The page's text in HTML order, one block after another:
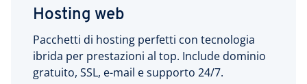
Hosting web
Pacchetti di hosting perfetti con tecnologia
ibrida per prestazioni al top. Include dominio
gratuito, SSL, e-mail e supporto 24/7.